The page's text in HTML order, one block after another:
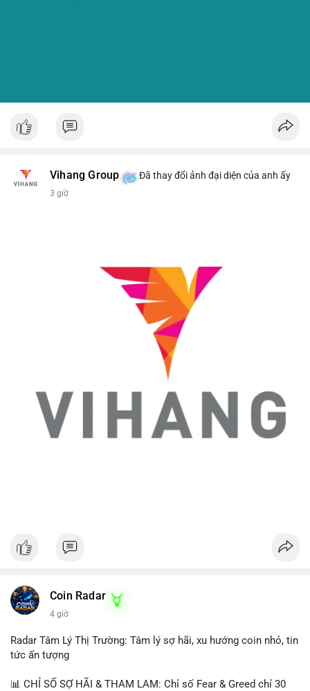
Vihang Group Đã thay đổi ảnh đại diện của anh ấy
3 giờ
Coin Radar
4 giờ
Radar Tâm Lý Thị Trường: Tâm lý sợ hãi, xu hướng coin nhỏ, tin
tức ấn tượng
📊 CHỈ SỐ SỢ HÃI & THAM LAM: Chỉ số Fear & Greed chỉ 30